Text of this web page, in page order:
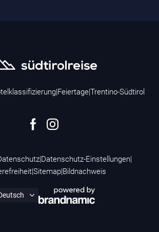
|Feiertage|Trentino-Südtirol
|Datenschutz-Einstellungen|
|Sitemap|Bildnachweis